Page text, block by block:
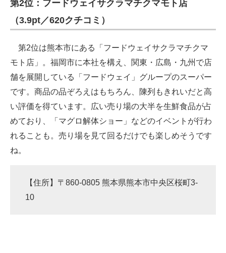
第2位：フードウェイサクラマチクマモト店
（3.9pt／620クチコミ）
第2位は熊本市にある「フードウェイサクラマチクマ
モト店」。福岡市に本社を構え、関東・広島・九州で店
舗を展開している「フードウェイ」グループのスーパー
です。商品の品ぞろえはもちろん、陳列もきれいだと高
い評価を得ています。広い売り場の大半を生鮮食品が占
めており、「マグロ解体ショー」などのイベントが行わ
れることも。売り場を見て回るだけでも楽しめそうです
ね。
【住所】〒860-0805 熊本県熊本市中央区桜町3-
10